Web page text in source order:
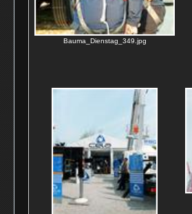
Bauma_Dienstag_349.jpg